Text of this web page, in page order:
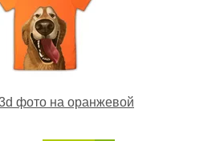
фото на оранжевой